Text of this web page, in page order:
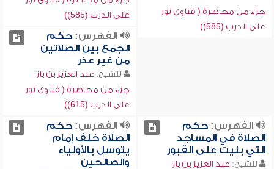
جزء من محاضرة ( فتاوى نور
على الدرب (585))
على الدرب (585))
الفهرس:حكم
الجمع بين الصلاتين
من غير عذر
للشيخ: عبد العزيز بن باز
جزء من محاضرة ( فتاوى نور
على الدرب (615))
الفهرس:حكم
الصلاة في المساجد
التي بنيت على القبور
للشيخ: عبد العزيز بن باز
الفهرس:حكم
الصلاة خلف إمام
يتوسل بالأولياء
والصالحين